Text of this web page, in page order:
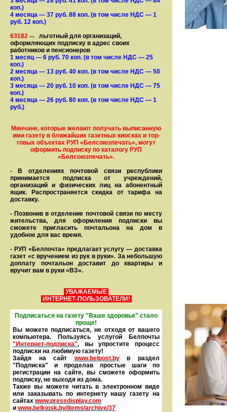
коп.)
4 месяца — 37 руб. 88 коп. (в том числе НДС — 1
руб. 12 коп.)
63182 —
льготный для организаций,
оформляющих подписку в адрес своих
работников и пенсионеров
1 месяц— 6 руб. 70 коп. (в том числе НДС — 25
коп.)
2 месяца — 13 руб. 40 коп. (в том числе НДС — 50
коп.)
3 месяца — 20 руб. 10 коп. (в том числе НДС — 75
коп.)
4 месяца — 26 руб. 80 коп. (в том числе НДС — 1
руб.)
Минчане, которые желают получать вы­писанную
ими газету в бли­жай­ших газет­ных киосках и тор­
го­вых объе­ктах РУП «Белсоюзпечать», могут
оформить под­пис­ку по ка­та­ло­гу РУП
«Белсоюзпечать».
- В отделениях почтовой связи рес­пуб­лики
принимается подписка от учреждений,
организаций и фи­зи­ческих лиц на абонентный
ящик. Распространяется скидка от тарифа на
доставку.
- Позвонив в отделение почтовой связи по месту
жительства, для оформления подписки вы
сможете пригласить почтальона на дом в
удобное для вас время.
- РУП «Белпочта» предлагает услугу — доставка
газет «с вручением из рук в руки». За небольшую
доплату почтальон доставит до квартиры и
вручит вам в руки «ВЗ».
УВАЖАЕМЫЕ
ИНТЕРНЕТ-ПОЛЬЗОВАТЕЛИ!
Подписаться на газету "Ваше здоровье" стало
проще!
Вы можете подписаться, не отходя от вашего
компьютера. Пользуясь услугой Белпочты
"Интернет-подписка", вы упростите процесс
подписки на любимую газету!
Зайдя на сайт www.belpost.by
в раздел
"Подписка" и проделав простые шаги по
регистрации на сайте, вы сможете оформить
под­писку, не выходя из дома.
Также вы можете читать в элек­тронном виде
или заказывать по интернету нашу газету на
сайтах www.pressdisplay.com
и www.belkiosk.by/items/archive/37